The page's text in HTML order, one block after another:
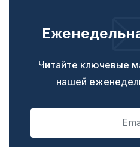
Читайте ключевые
нашей